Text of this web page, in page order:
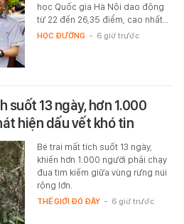
học Quốc gia Hà Nội dao động
từ 22 đến 26,35 điểm, cao nhất…
HỌC ĐƯỜNG - 6 giờ trước
suốt 13 ngày, hơn 1.000
hiện dấu vết khó tin
Bé trai mất tích suốt 13 ngày,
khiến hơn 1.000 người phải chạy
đua tìm kiếm giữa vùng rừng núi
rộng lớn.
THẾ GIỚI ĐÓ ĐÂY - 6 giờ trước